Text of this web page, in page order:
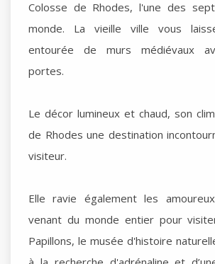
Colosse de Rhodes, l'une des
monde. La vieille ville vous
entourée de murs médiévaux
portes.
Le décor lumineux et chaud, son
de Rhodes une destination
visiteur.
Elle ravie également les
venant du monde entier pour
Papillons, le musée d'histoire